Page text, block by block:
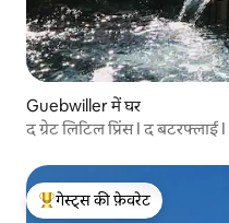
Guebwiller में घर
द ग्रेट लिटिल प्रिंस I द बटरफ्लाई I
गेस्ट्स का टॉप फ़ेवरेट
गेस्ट्स की फ़ेवरेट